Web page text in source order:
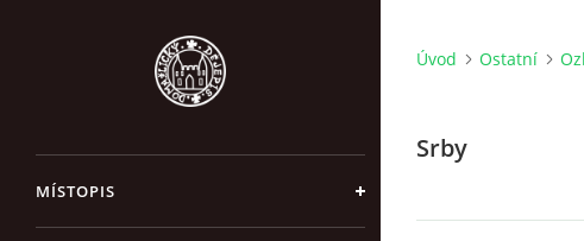
MÍSTOPIS
Úvod Ostatní
Srby